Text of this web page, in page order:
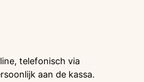
telefonisch via
aan de kassa.